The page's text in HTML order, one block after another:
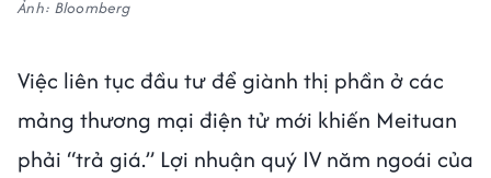
Ảnh: Bloomberg
Việc liên tục đầu tư để giành thị phần ở các
mảng thương mại điện tử mới khiến Meituan
phải “trả giá.” Lợi nhuận quý IV năm ngoái của